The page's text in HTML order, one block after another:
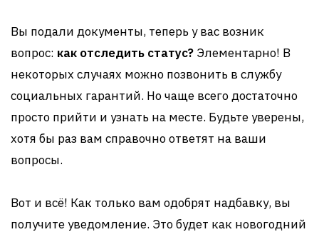
Вы подали документы, теперь у вас возник
вопрос: как отследить статус? Элементарно! В
некоторых случаях можно позвонить в службу
социальных гарантий. Но чаще всего достаточно
просто прийти и узнать на месте. Будьте уверены,
хотя бы раз вам справочно ответят на ваши
вопросы.
Вот и всё! Как только вам одобрят надбавку, вы
получите уведомление. Это будет как новогодний